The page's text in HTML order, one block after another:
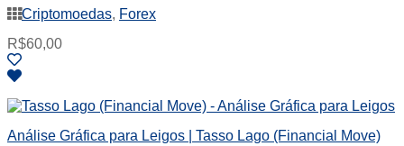
Criptomoedas, Forex
R$60,00
Análise Gráfica para Leigos | Tasso Lago (Financial Move)